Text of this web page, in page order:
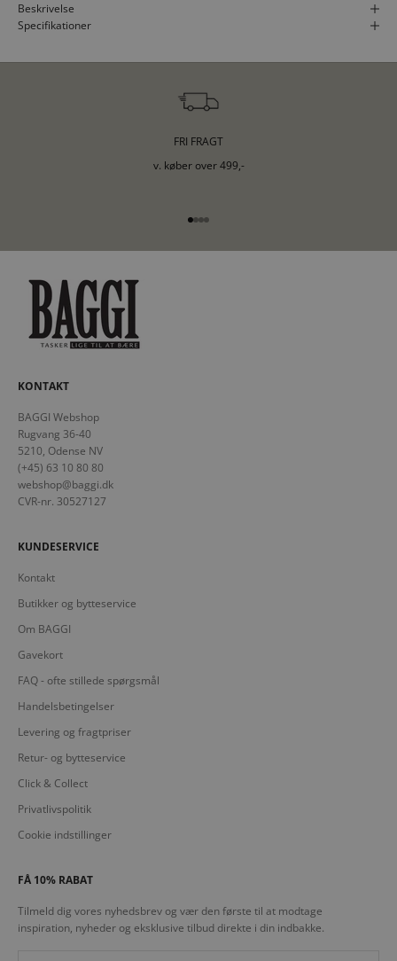
Beskrivelse
Specifikationer
FRI FRAGT
v. køber over 499,-
Gå til element 1
Gå til element 2
Gå til element 3
Gå til element 4
KONTAKT
BAGGI Webshop
Rugvang 36-40
5210, Odense NV
(+45) 63 10 80 80
webshop@baggi.dk
CVR-nr. 30527127
KUNDESERVICE
Kontakt
Butikker og bytteservice
Om BAGGI
Gavekort
FAQ - ofte stillede spørgsmål
Handelsbetingelser
Levering og fragtpriser
Retur- og bytteservice
Click & Collect
Privatlivspolitik
Cookie indstillinger
FÅ 10% RABAT
Tilmeld dig vores nyhedsbrev og vær den første til at modtage
inspiration, nyheder og eksklusive tilbud direkte i din indbakke.